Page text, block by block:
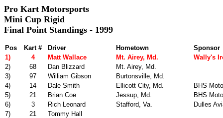
Pro Kart Motorsports
Mini Cup Rigid
Final Point Standings - 1999
Pos Kart # Driver Hometown
Sponsor
1)
4 Matt Wallace Mt. Airey, Md.
Wally's
2)
68 Dan Blizzard
Mt. Airey, Md.
3)
97 William Gibson
Burtonsville, Md.
4)
14 Dale Smith Ellicott City, Md.
BHS
5)
21 Brian Coe Jessup, Md.
BHS
6)
3 Rich Leonard Stafford, Va.
Dulles
7)
21
Tommy Hall